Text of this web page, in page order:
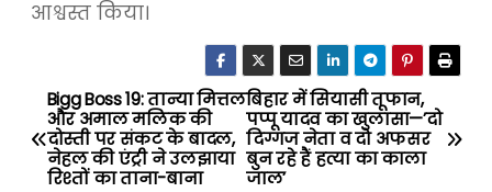
आश्वस्त किया।
P
o
बिहार में सियासी तूफान,
पप्पू यादव का खुलासा—’दो
दिग्गज नेता व दो अफसर
बुन रहे हैं हत्या का काला
जाल’
Bigg Boss 19: तान्या मित्तल
और अमाल मलिक की
दोस्ती पर संकट के बादल,
नेहल की एंट्री ने उलझाया
रिश्तों का ताना-बाना